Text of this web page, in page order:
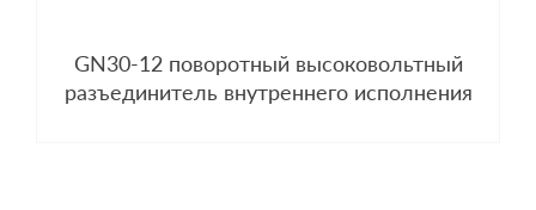
GN30-12 поворотный высоковольтный
разъединитель внутреннего исполнения